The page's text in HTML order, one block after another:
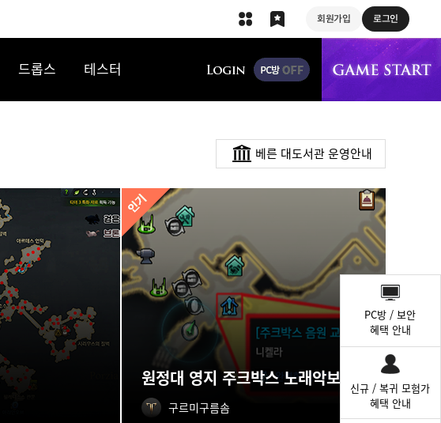
회원가입 로그인
드롭스 테스터
베른 대도서관 운영안내
원정대 영지 주크박스 노래악보 획득처
구르미구름솜
PC방 / 보안
혜택 안내
신규 / 복귀 모험가
혜택 안내